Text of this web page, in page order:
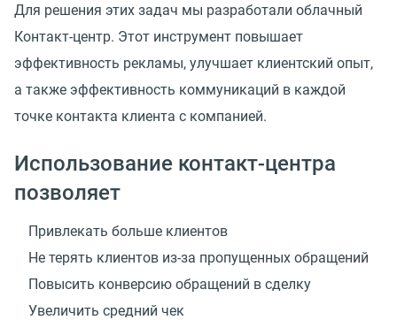
Для решения этих задач мы разработали облачный
Контакт-центр. Этот инструмент повышает
эффективность рекламы, улучшает клиентский опыт,
а также эффективность коммуникаций в каждой
точке контакта клиента с компанией.
Использование контакт-центра
позволяет
Привлекать больше клиентов
Не терять клиентов из-за пропущенных обращений
Повысить конверсию обращений в сделку
Увеличить средний чек